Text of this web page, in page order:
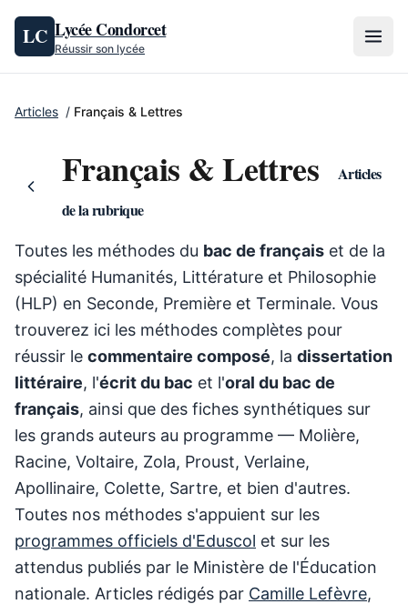
Aller au contenu
LC Lycée Condorcet
Réussir son lycée
Articles / Français & Lettres
Français & Lettres
Articles
de la rubrique
Toutes les méthodes du bac de français et de la
spécialité Humanités, Littérature et Philosophie
(HLP) en Seconde, Première et Terminale. Vous
trouverez ici les méthodes complètes pour
réussir le commentaire composé, la dissertation
littéraire, l'écrit du bac et l'oral du bac de
français, ainsi que des fiches synthétiques sur
les grands auteurs au programme — Molière,
Racine, Voltaire, Zola, Proust, Verlaine,
Apollinaire, Colette, Sartre, et bien d'autres.
Toutes nos méthodes s'appuient sur les
programmes officiels d'Eduscol et sur les
attendus publiés par le Ministère de l'Éducation
nationale. Articles rédigés par Camille Lefèvre,